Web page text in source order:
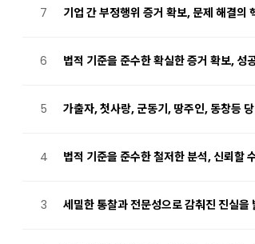
7 기업 간 부정행위 증거 확보, 문제 해결의
6 법적 기준을 준수한 확실한 증거 확보, 성
5 가출자, 첫사랑, 군동기, 땅주인, 동창등
4 법적 기준을 준수한 철저한 분석, 신뢰할
3 세밀한 통찰과 전문성으로 감춰진 진실을